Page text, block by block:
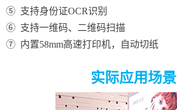
⑤ 支持身份证OCR识别
⑥ 支持一维码、二维码扫描
⑦ 内置58mm高速打印机，自动切纸
实际应用场景